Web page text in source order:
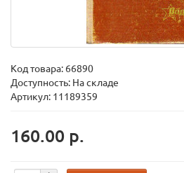
Код товара: 66890
Доступность: На складе
Артикул: 11189359
160.00 р.